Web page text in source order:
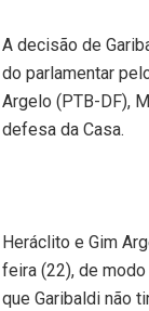
A decisão de
do parlamentar
Argelo (PTB-DF),
defesa da Casa.
Heráclito e Gim
feira (22), de
que Garibaldi não